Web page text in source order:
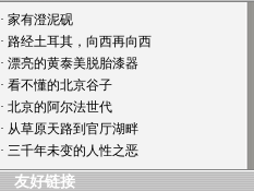
· 家有澄泥砚
· 路经土耳其，向西再向西
· 漂亮的黄泰美脱胎漆器
· 看不懂的北京谷子
· 北京的阿尔法世代
· 从草原天路到官厅湖畔
· 三千年未变的人性之恶
友好链接